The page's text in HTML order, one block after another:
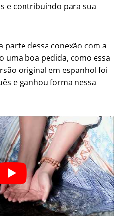
e contribuindo para sua
parte dessa conexão com a
uma boa pedida, como essa
original em espanhol foi
e ganhou forma nessa